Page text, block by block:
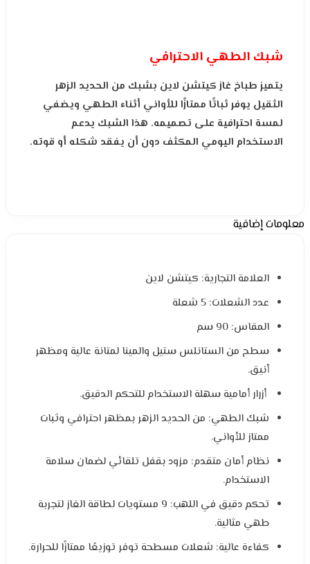
شبك الطهي الاحترافي
يتميز طباخ غاز كيتشن لاين بشبك من الحديد الزهر
الثقيل يوفر ثباتًا ممتازًا للأواني أثناء الطهي ويضفي
لمسة احترافية على تصميمه. هذا الشبك يدعم
الاستخدام اليومي المكثف دون أن يفقد شكله أو قوته.
معلومات إضافية
العلامة التجارية: كيتشن لاين
عدد الشعلات: 5 شعلة
المقاس: 90 سم
سطح من الستانلس ستيل والمينا لمتانة عالية ومظهر
أنيق.
أزرار أمامية سهلة الاستخدام للتحكم الدقيق.
شبك الطهي: من الحديد الزهر بمظهر احترافي وثبات
ممتاز للأواني.
نظام أمان متقدم: مزود بقفل تلقائي لضمان سلامة
الاستخدام.
تحكم دقيق في اللهب: 9 مستويات لطاقة الغاز لتجربة
طهي مثالية.
كفاءة عالية: شعلات مسطحة توفر توزيعًا ممتازًا للحرارة.